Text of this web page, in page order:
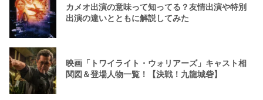
カメオ出演の意味って知ってる？友情出演や特別
出演の違いとともに解説してみた
映画「トワイライト・ウォリアーズ」キャスト相
関図＆登場人物一覧！【決戦！九龍城砦】